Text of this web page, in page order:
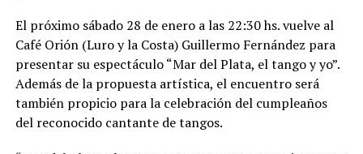
El próximo sábado 28 de enero a las 22:30 hs. vuelve al
Café Orión (Luro y la Costa) Guillermo Fernández para
presentar su espectáculo “Mar del Plata, el tango y yo”.
Además de la propuesta artística, el encuentro será
también propicio para la celebración del cumpleaños
del reconocido cantante de tangos.